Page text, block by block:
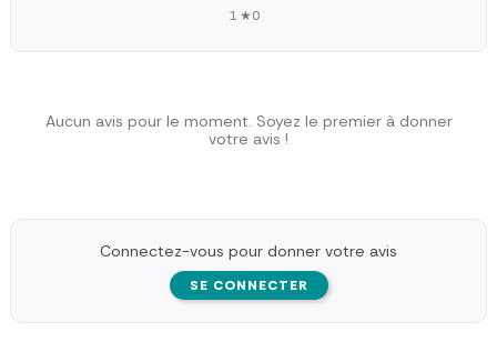
1 ★0
Aucun avis pour le moment. Soyez le premier à donner
votre avis !
Connectez-vous pour donner votre avis
SE CONNECTER